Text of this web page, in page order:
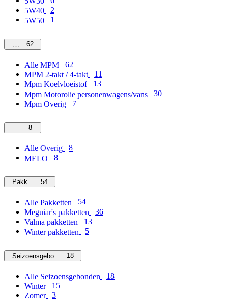
5W40
2
5W50
1
MPM62
Alle MPM
62
MPM 2-takt / 4-takt
11
Mpm Koelvloeistof
13
Mpm Motorolie personenwagens/vans
30
Mpm Overig
7
Overig
8
Alle Overig
8
MELO
8
Pakketten54
Alle Pakketten
54
Meguiar's pakketten
36
Valma pakketten
13
Winter pakketten
5
Seizoensgebonden18
Alle Seizoensgebonden
18
Winter
15
Zomer
3